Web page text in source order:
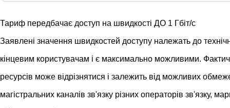
Тариф передбачає доступ на швидкості ДО 1 Гбіт/с
Заявлені значення швидкостей доступу належать до
кінцевим користувачам і є максимально можливими.
ресурсів може відрізнятися і залежить від можливих
магістральних каналів зв'язку різних операторів зв'язку,